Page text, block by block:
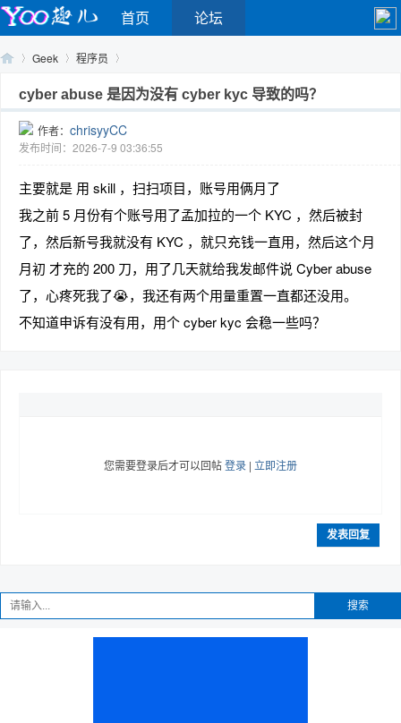
首页 论坛
Geek
›
程序员
›
cyber abuse 是因为没有 cyber kyc 导致的吗？
作者： chrisyyCC
发布时间：2026-7-9 03:36:55
主要就是 用 skill ，扫扫项目，账号用俩月了
我之前 5 月份有个账号用了孟加拉的一个 KYC ，然后被封
了，然后新号我就没有 KYC ，就只充钱一直用，然后这个月
月初 才充的 200 刀，用了几天就给我发邮件说 Cyber abuse
了，心疼死我了😭，我还有两个用量重置一直都还没用。
不知道申诉有没有用，用个 cyber kyc 会稳一些吗？
您需要登录后才可以回帖登录 | 立即注册
发表回复
搜索